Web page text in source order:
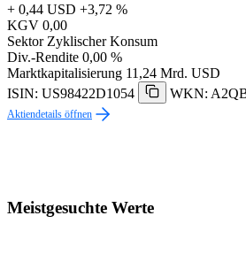
+ 0,44 USD +3,72 %
KGV 0,00
Sektor Zyklischer Konsum
Div.-Rendite 0,00 %
Marktkapitalisierung 11,24 Mrd. USD
ISIN: US98422D1054
WKN:
Aktiendetails öffnen
Meistgesuchte Werte